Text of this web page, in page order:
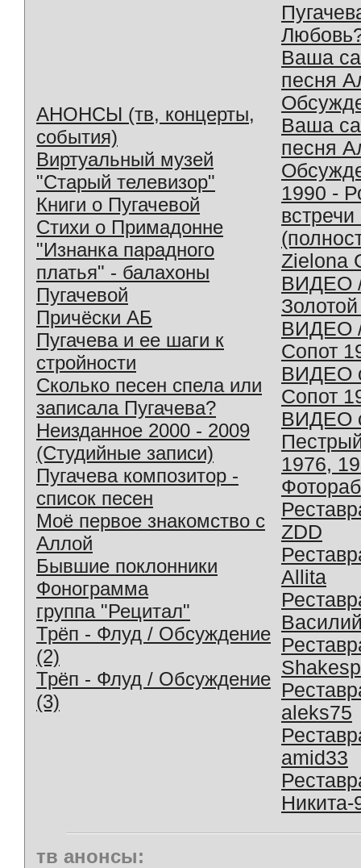
АНОНСЫ (тв, концерты,
события)
Виртуальный музей
"Старый телевизор"
Книги о Пугачевой
Стихи о Примадонне
"Изнанка парадного
платья" - балахоны
Пугачевой
Причёски АБ
Пугачева и ее шаги к
стройности
Сколько песен спела или
записала Пугачева?
Неизданное 2000 - 2009
(Студийные записи)
Пугачева композитор -
список песен
Моё первое знакомство с
Аллой
Бывшие поклонники
Фонограмма
группа "Рецитал"
Трёп - Флуд / Обсуждение
(2)
Трёп - Флуд / Обсуждение
(3)
Ваша
песня
Ваша
песня
1990 -
Zielona
ВИДЕО
ВИДЕО
Сопот
ВИДЕО
Сопот
ВИДЕО
1976,
ZDD
Allita
aleks75
amid33
Никита-
тв анонсы: